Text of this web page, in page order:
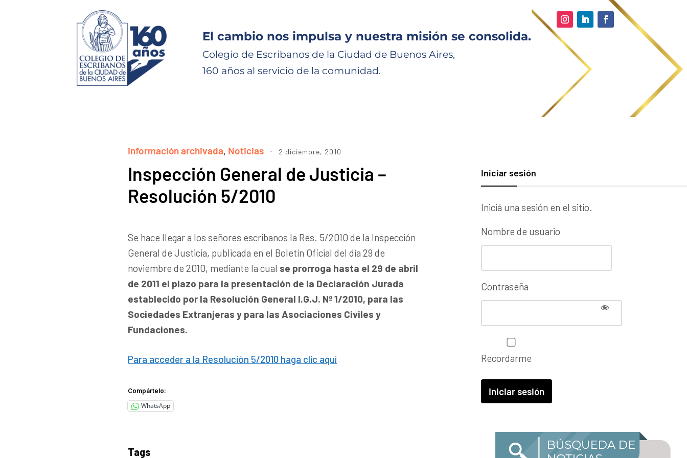
El cambio nos impulsa y nuestra misión se consolida.
Colegio de Escribanos de la Ciudad de Buenos Aires,
160 años al servicio de la comunidad.
información archivada, Noticias 2 diciembre, 2010
Inspección General de Justicia –
Resolución 5/2010
Se hace llegar a los señores escribanos la Res. 5/2010 de la Inspección
General de Justicia, publicada en el Boletín Oficial del día 29 de
noviembre de 2010, mediante la cual se prorroga hasta el 29 de abril
de 2011 el plazo para la presentación de la Declaración Jurada
establecido por la Resolución General I.G.J. Nº 1/2010, para las
Sociedades Extranjeras y para las Asociaciones Civiles y
Fundaciones.
Para acceder a la Resolución 5/2010 haga clic aquí
Compártelo:
WhatsApp
Tags
Iniciar sesión
Iniciá una sesión en el sitio.
Nombre de usuario
Contraseña
Recordarme